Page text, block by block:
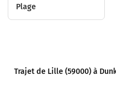
DUNKERQUE
Plage
Trajet de Lille (59000) à